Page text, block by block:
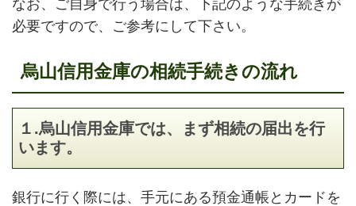
なお、ご自身で行う場合は、下記のような手続きが
必要ですので、ご参考にして下さい。
烏山信用金庫の相続手続きの流れ
１.烏山信用金庫では、まず相続の届出を行
います。
銀行に行く際には、手元にある預金通帳とカードを